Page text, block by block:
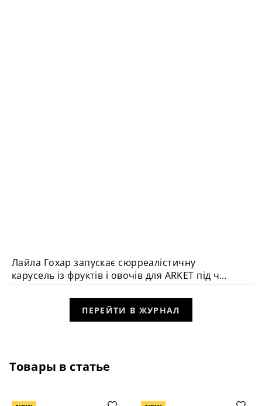
ДИЗАЙН У ПОДОРОЖАХ
Лайла Гохар запускає сюрреалістичну
карусель із фруктів і овочів для ARKET під час
ПЕРЕЙТИ В ЖУРНАЛ
Товары в статье